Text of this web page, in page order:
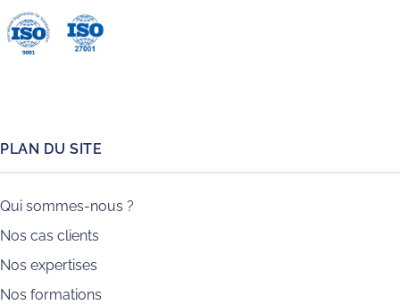
PLAN DU SITE
Qui sommes-nous ?
Nos cas clients
Nos expertises
Nos formations